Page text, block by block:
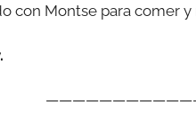
con Montse para comer y